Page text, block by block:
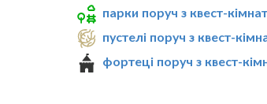
парки поруч з квест-
пустелі поруч з квест-
фортеці поруч з квест-